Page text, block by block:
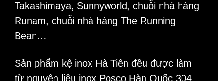
Takashimaya, Sunnyworld, chuỗi nhà hàng
Runam, chuỗi nhà hàng The Running
Bean…
Sản phẩm kệ inox Hà Tiên đều được làm
từ nguyên liệu inox Posco Hàn Quốc 304,